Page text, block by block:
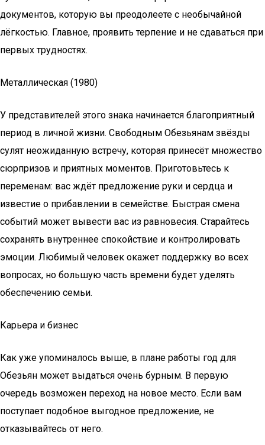
документов, которую вы преодолеете с необычайной
лёгкостью. Главное, проявить терпение и не сдаваться при
первых трудностях.
Металлическая (1980)
У представителей этого знака начинается благоприятный
период в личной жизни. Свободным Обезьянам звёзды
сулят неожиданную встречу, которая принесёт множество
сюрпризов и приятных моментов. Приготовьтесь к
переменам: вас ждёт предложение руки и сердца и
известие о прибавлении в семействе. Быстрая смена
событий может вывести вас из равновесия. Старайтесь
сохранять внутреннее спокойствие и контролировать
эмоции. Любимый человек окажет поддержку во всех
вопросах, но большую часть времени будет уделять
обеспечению семьи.
Карьера и бизнес
Как уже упоминалось выше, в плане работы год для
Обезьян может выдаться очень бурным. В первую
очередь возможен переход на новое место. Если вам
поступает подобное выгодное предложение, не
отказывайтесь от него.